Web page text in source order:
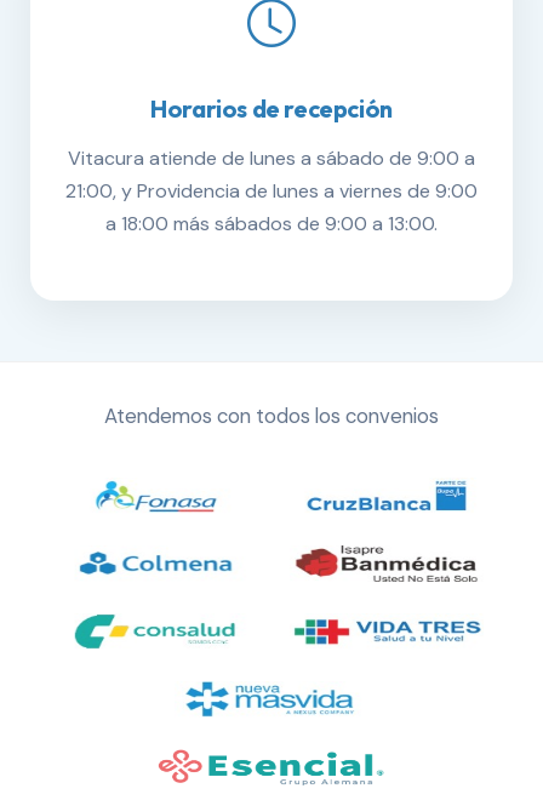
Horarios de recepción
Vitacura atiende de lunes a sábado de 9:00 a
21:00, y Providencia de lunes a viernes de 9:00
a 18:00 más sábados de 9:00 a 13:00.
Atendemos con todos los convenios